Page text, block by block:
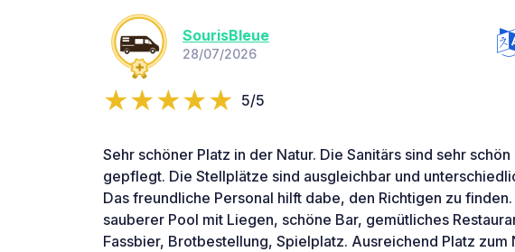
SourisBleue
28/07/2026
5/5
Sehr schöner Platz in der Natur. Die Sanitärs sind sehr schön
gepflegt. Die Stellplätze sind ausgleichbar und
Das freundliche Personal hilft dabe, den Richtigen zu
sauberer Pool mit Liegen, schöne Bar, gemütliches
Fassbier, Brotbestellung, Spielplatz. Ausreichend Platz zum